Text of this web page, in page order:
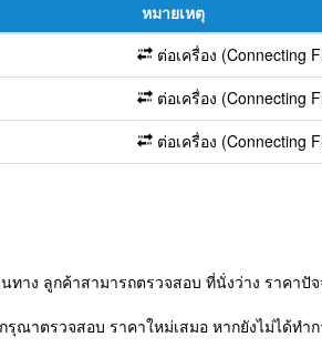
หมายเหตุ
ต่อเครื่อง (Connecting
ต่อเครื่อง (Connecting
ต่อเครื่อง (Connecting
ทาง ลูกค้าสามารถตรวจสอบ ที่นั่งว่าง ราคา
ณาตรวจสอบ ราคาใหม่เสมอ หากยังไม่ได้ทำ